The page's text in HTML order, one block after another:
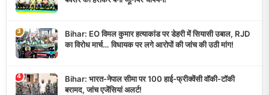
3
Bihar: EO विमल कुमार हत्याकांड पर डेहरी में सियासी उबाल, RJD
का विरोध मार्च… विधायक पर लगे आरोपों की जांच की उठी मांग!
4
Bihar: भारत-नेपाल सीमा पर 100 हाई-फ्रीक्वेंसी वॉकी-टॉकी
बरामद, जांच एजेंसियां अलर्ट!